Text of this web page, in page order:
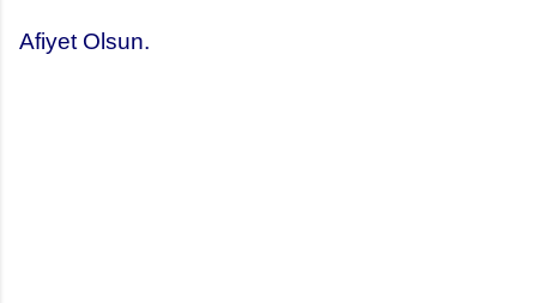
Afiyet Olsun.